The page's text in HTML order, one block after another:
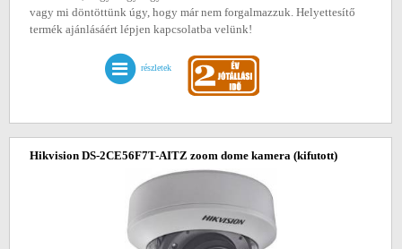
vagy mi döntöttünk úgy, hogy már nem forgalmazzuk. Helyettesítő
termék ajánlásáért lépjen kapcsolatba velünk!
részletek
Hikvision DS-2CE56F7T-AITZ zoom dome kamera (kifutott)